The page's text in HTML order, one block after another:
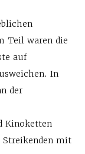
Teil waren die
auf
In
der
Kinoketten
Streikenden mit